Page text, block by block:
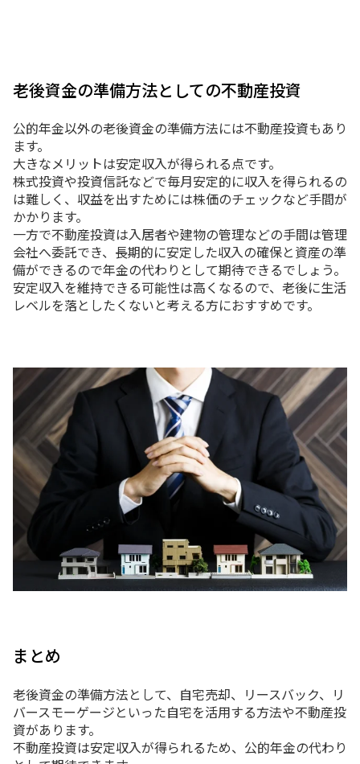
老後資金の準備方法としての不動産投資
公的年金以外の老後資金の準備方法には不動産投資もあり
ます。
大きなメリットは安定収入が得られる点です。
株式投資や投資信託などで毎月安定的に収入を得られるの
は難しく、収益を出すためには株価のチェックなど手間が
かかります。
一方で不動産投資は入居者や建物の管理などの手間は管理
会社へ委託でき、長期的に安定した収入の確保と資産の準
備ができるので年金の代わりとして期待できるでしょう。
安定収入を維持できる可能性は高くなるので、老後に生活
レベルを落としたくないと考える方におすすめです。
まとめ
老後資金の準備方法として、自宅売却、リースバック、リ
バースモーゲージといった自宅を活用する方法や不動産投
資があります。
不動産投資は安定収入が得られるため、公的年金の代わり